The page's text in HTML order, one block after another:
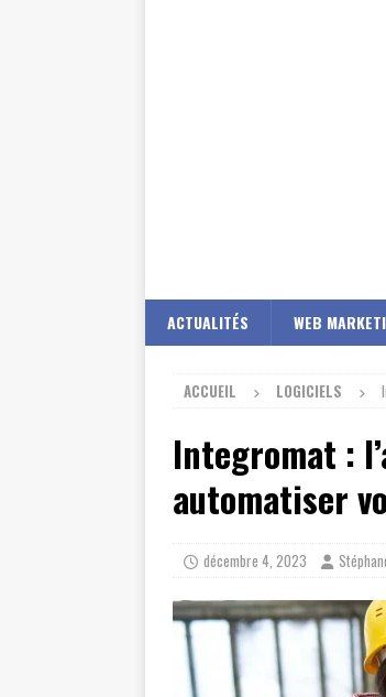
ACTUALITÉS WEB
ACCUEIL LOGICIELS
Integromat :
automatiser
décembre 4, 2023